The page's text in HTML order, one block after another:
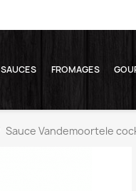
SAUCES FROMAGES
Sauce Vandemoortele